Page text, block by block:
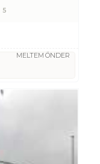
5
MELTEM ÖNDER